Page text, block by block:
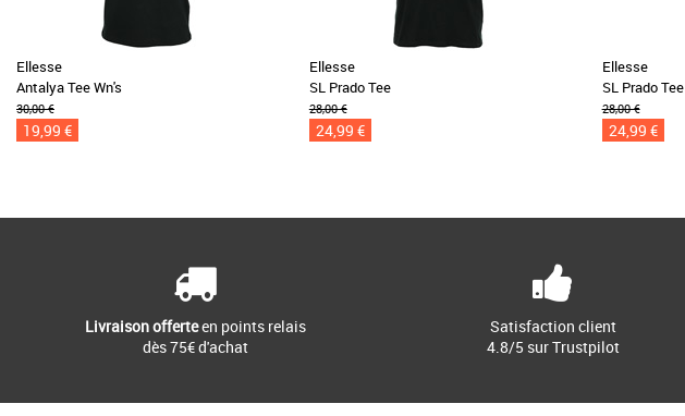
Ellesse
Antalya Tee Wn's
30,00 €
19,99 €
Ellesse
SL Prado Tee
28,00 €
24,99 €
Ellesse
SL Prado Tee
28,00 €
24,99 €
Livraison offerteen points relais
dès 75€ d'achat
Satisfaction client
4.8/5 sur Trustpilot